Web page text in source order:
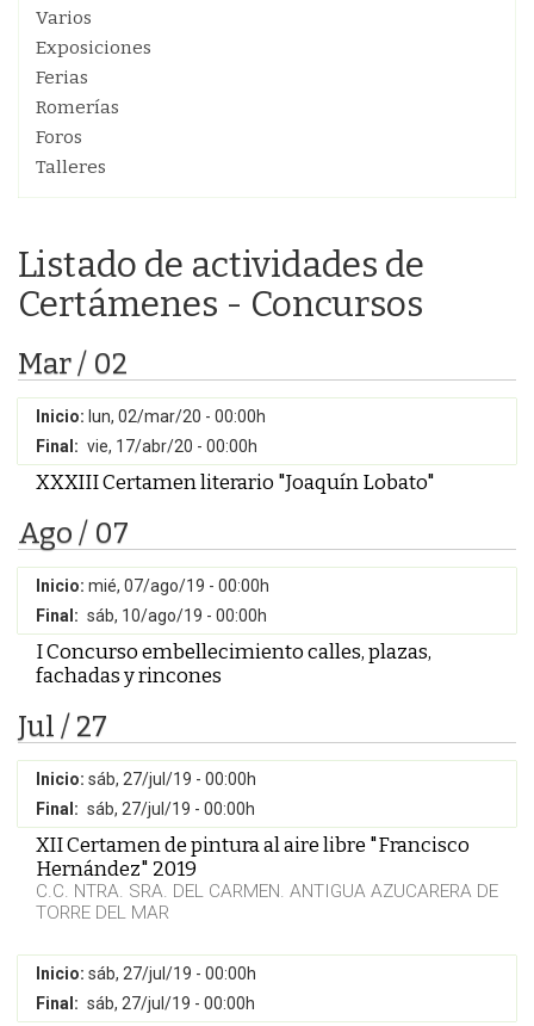
Varios
Exposiciones
Ferias
Romerías
Foros
Talleres
Listado de actividades de
Certámenes - Concursos
Mar / 02
Inicio: lun, 02/mar/20 - 00:00h
Final: vie, 17/abr/20 - 00:00h
XXXIII Certamen literario "Joaquín Lobato"
Ago / 07
Inicio: mié, 07/ago/19 - 00:00h
Final: sáb, 10/ago/19 - 00:00h
I Concurso embellecimiento calles, plazas,
fachadas y rincones
Jul / 27
Inicio: sáb, 27/jul/19 - 00:00h
Final: sáb, 27/jul/19 - 00:00h
XII Certamen de pintura al aire libre "Francisco
Hernández" 2019
C.C. NTRA. SRA. DEL CARMEN. ANTIGUA AZUCARERA DE
TORRE DEL MAR
Inicio: sáb, 27/jul/19 - 00:00h
Final: sáb, 27/jul/19 - 00:00h